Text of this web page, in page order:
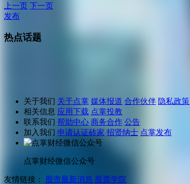
上一页 下一页
发布
热点话题
关于我们 关于点掌 媒体报道 合作伙伴 隐私政策
相关信息 应用下载 点掌投教
联系我们 帮助中心 商务合作 公告
加入我们 申请认证砖家 招贤纳士 点掌发布
点掌财经微信公众号
友情链接： 股市最新消息 股票学院